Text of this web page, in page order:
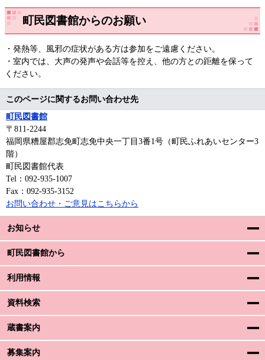
お知らせ
町民図書館から
利用情報
資料検索
蔵書案内
募集案内
町民図書館からのお願い
・発熱等、風邪の症状がある方は参加をご遠慮ください。
・室内では、大声の発声や会話等を控え、他の方との距離を保って
ください。
このページに関するお問い合わせ先
町民図書館
〒811‐2244
福岡県糟屋郡志免町志免中央一丁目3番1号（町民ふれあいセンター3
階）
町民図書館代表
Tel：092-935-1007
Fax：092-935-3152
お問い合わせ・ご意見はこちらから